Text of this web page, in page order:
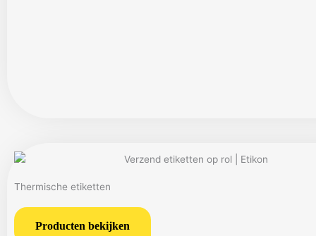
Thermische etiketten
Producten bekijken